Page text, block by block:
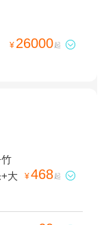
¥ 26000起 
大
¥468起 